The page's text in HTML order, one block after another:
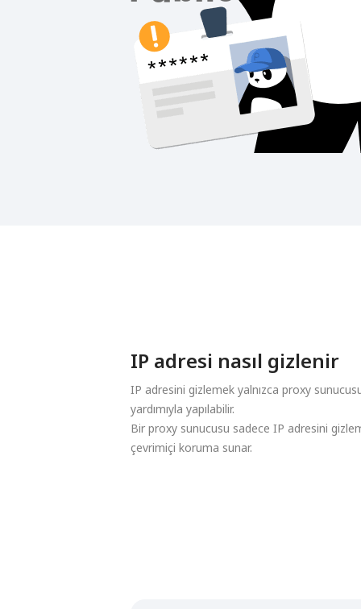
IP adresi nasıl gizlenir
IP adresini gizlemek yalnızca proxy
yardımıyla yapılabilir.
Bir proxy sunucusu sadece IP adresini
çevrimiçi koruma sunar.